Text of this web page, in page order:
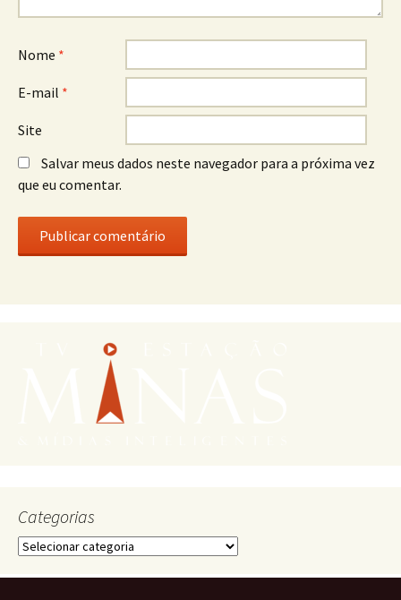
Nome *
E-mail *
Site
Salvar meus dados neste navegador para a próxima vez
que eu comentar.
Categorias
Categorias